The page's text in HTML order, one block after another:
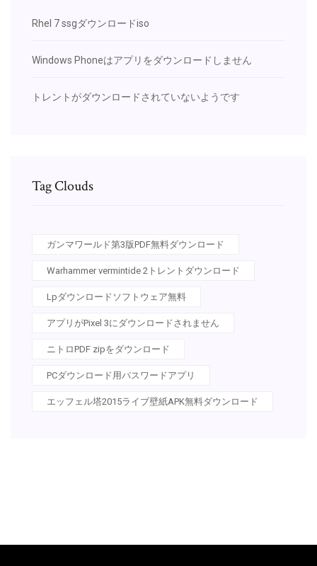
Rhel 7 ssgダウンロードiso
Windows Phoneはアプリをダウンロードしません
トレントがダウンロードされていないようです
Tag Clouds
ガンマワールド第3版PDF無料ダウンロード
Warhammer vermintide 2トレントダウンロード
Lpダウンロードソフトウェア無料
アプリがPixel 3にダウンロードされません
ニトロPDF zipをダウンロード
PCダウンロード用パスワードアプリ
エッフェル塔2015ライブ壁紙APK無料ダウンロード